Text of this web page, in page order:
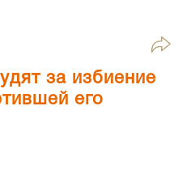
за избиение
его